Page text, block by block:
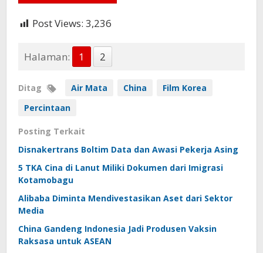
Post Views: 3,236
Halaman: 1 2
Ditag Air Mata China
Film Korea
Percintaan
Posting Terkait
Disnakertrans Boltim Data dan Awasi Pekerja Asing
5 TKA Cina di Lanut Miliki Dokumen dari Imigrasi
Kotamobagu
Alibaba Diminta Mendivestasikan Aset dari Sektor
Media
China Gandeng Indonesia Jadi Produsen Vaksin
Raksasa untuk ASEAN